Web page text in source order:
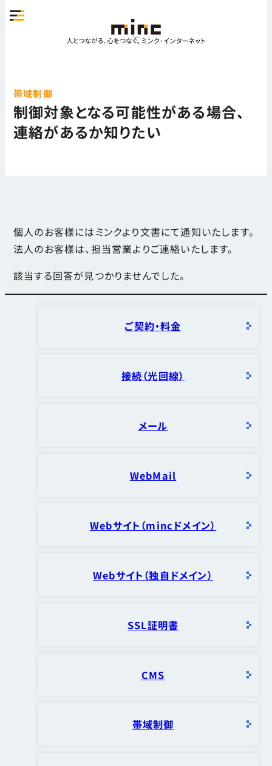
帯域制御
制御対象となる可能性がある場合、
連絡があるか知りたい
個人のお客様にはミンクより文書にて通知いたします。
法人のお客様は、担当営業よりご連絡いたします。
該当する回答が見つかりませんでした。
ご契約・料金
接続（光回線）
メール
WebMail
Webサイト（mincドメイン）
Webサイト（独自ドメイン）
SSL証明書
CMS
帯域制御